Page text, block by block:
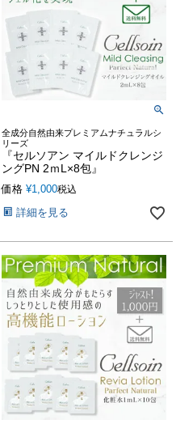
全成分自然由来プレミアムナチュラルシ
リーズ
『セルソアン マイルドクレンジ
ングPN 2ｍL×8包』
価格 ¥1,000税込
詳細を見る